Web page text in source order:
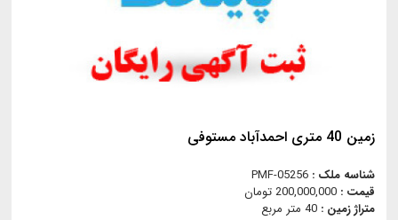
زمین 40 متری احمدآباد مستوفی
شناسه ملک : PMF-05256
قیمت : 200,000,000 تومان
متراژ زمین : 40 متر مربع